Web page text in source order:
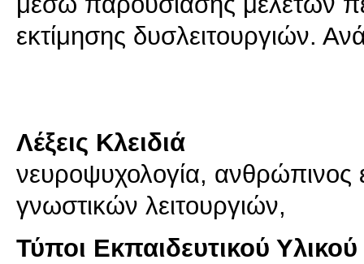
εκτίμησης δυσλειτουργιών.
Λέξεις Κλειδιά
νευροψυχολογία,
γνωστικών λειτουργιών,
Τύποι Εκπαιδευτικού Υλικού